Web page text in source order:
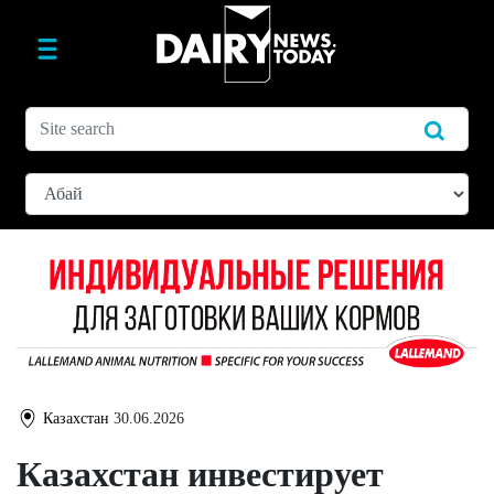
Казахстан 30.06.2026
Казахстан инвестирует